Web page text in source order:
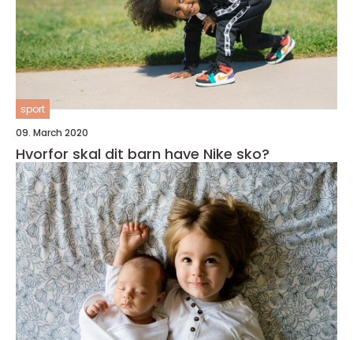
sport
09. March 2020
Hvorfor skal dit barn have Nike sko?